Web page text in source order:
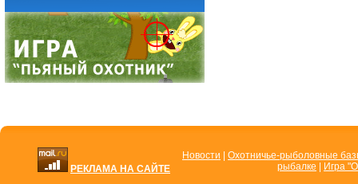
РЕКЛАМА НА САЙТЕ
Новости
Охотничье-рыболовные
рыбалке
Игра